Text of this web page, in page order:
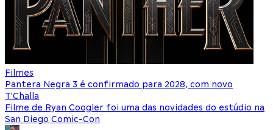
Filmes
Pantera Negra 3 é confirmado para 2028, com novo
T'Challa
Filme de Ryan Coogler foi uma das novidades do estúdio na
San Diego Comic-Con